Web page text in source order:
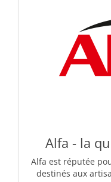
Alfa - la
Alfa est réputée
destinés aux